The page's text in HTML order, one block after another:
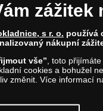
s. r. o.; Karolinská 661/
Městským soudem v Praze,
zážitek
s r. o. používá
nákupní
vše” , toto
cookies a bohužel
změnit. Více informací